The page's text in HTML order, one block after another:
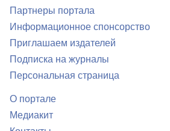
Партнеры портала
Информационное спонсорство
Приглашаем издателей
Подписка на журналы
Персональная страница
О портале
Медиакит